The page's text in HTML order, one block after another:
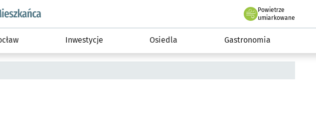
podserwis: Dla mieszkańca
Powietrze
we Wrocławiu
umiarkowane
Inwestycje Osiedla Gastronomia